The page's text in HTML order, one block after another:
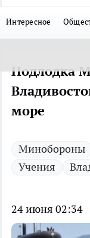
Интересное
Подлодка
море
Минобороны
Учения
24 июня 02:34